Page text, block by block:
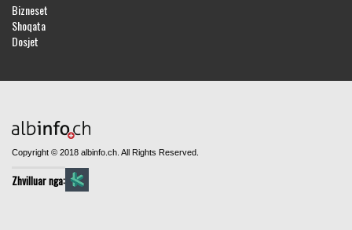
Bizneset
Shoqata
Dosjet
Copyright © 2018 albinfo.ch. All Rights Reserved.
Zhvilluar nga: